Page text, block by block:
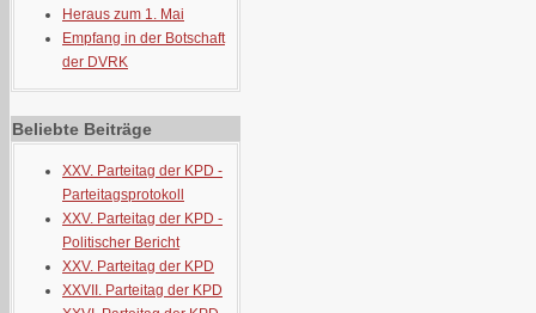
Heraus zum 1. Mai
Empfang in der Botschaft
der DVRK
Beliebte Beiträge
XXV. Parteitag der KPD -
Parteitagsprotokoll
XXV. Parteitag der KPD -
Politischer Bericht
XXV. Parteitag der KPD
XXVII. Parteitag der KPD